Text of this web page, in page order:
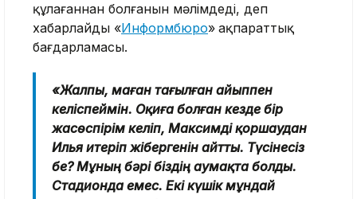
құлағаннан болғанын мәлімдеді, деп
хабарлайды «Информбюро» ақпараттық
бағдарламасы.
«Жалпы, маған тағылған айыппен
келіспеймін. Оқиға болған кезде бір
жасөспірім келіп, Максимді қоршаудан
Илья итеріп жібергенін айтты. Түсінесіз
бе? Мұның бәрі біздің аумақта болды.
Стадионда емес. Екі күшік мұндай